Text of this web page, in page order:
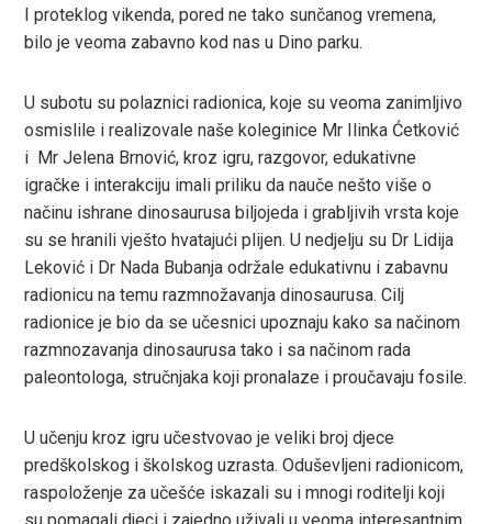
I proteklog vikenda, pored ne tako sunčanog vremena,
bilo je veoma zabavno kod nas u Dino parku.
U subotu su polaznici radionica, koje su veoma zanimljivo
osmislile i realizovale naše koleginice Mr Ilinka Ćetković
i Mr Jelena Brnović, kroz igru, razgovor, edukativne
igračke i interakciju imali priliku da nauče nešto više o
načinu ishrane dinosaurusa biljojeda i grabljivih vrsta koje
su se hranili vješto hvatajući plijen. U nedjelju su Dr Lidija
Leković i Dr Nada Bubanja održale edukativnu i zabavnu
radionicu na temu razmnožavanja dinosaurusa. Cilj
radionice je bio da se učesnici upoznaju kako sa načinom
razmnozavanja dinosaurusa tako i sa načinom rada
paleontologa, stručnjaka koji pronalaze i proučavaju fosile.
U učenju kroz igru učestvovao je veliki broj djece
predškolskog i školskog uzrasta. Oduševljeni radionicom,
raspoloženje za učešće iskazali su i mnogi roditelji koji